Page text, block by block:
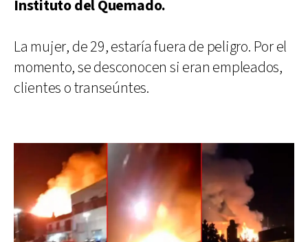
Instituto del Quemado.
La mujer, de 29, estaría fuera de peligro. Por el
momento, se desconocen si eran empleados,
clientes o transeúntes.